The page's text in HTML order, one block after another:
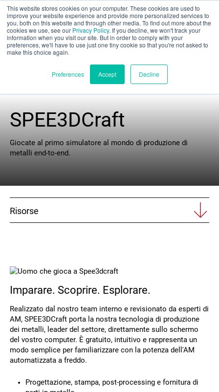
This website stores cookies on your computer. These cookies are used to
improve your website experience and provide more personalized services to
you, both on this website and through other media. To find out more about the
cookies we use, see our Privacy Policy. If you decline, we won't track your
information when you visit our site. But in order to comply with your
preferences, we'll have to use just one tiny cookie so that you're not asked to
make this choice again.
Preferences Accept Decline
Valutazione parziale
Prodotti
Applicazioni
Risorse
Seguiteci
X Facebook LinkedIn YouTube
SPEE3DCraft
Giocate al primo simulatore al mondo di produzione di
metalli end-to-end.
Risorse
Imparare. Scoprire. Esplorare.
Realizzato dal nostro team interno e revisionato da esperti di
AM, SPEE3DCraft porta la nostra tecnologia di produzione
dei metalli, leader del settore, direttamente sullo schermo
del vostro computer. È gratuito, intuitivo e rappresenta un
modo semplice per familiarizzare con la potenza dell'AM
automatizzata a freddo.
Progettazione, stampa, post-processing e fornitura di